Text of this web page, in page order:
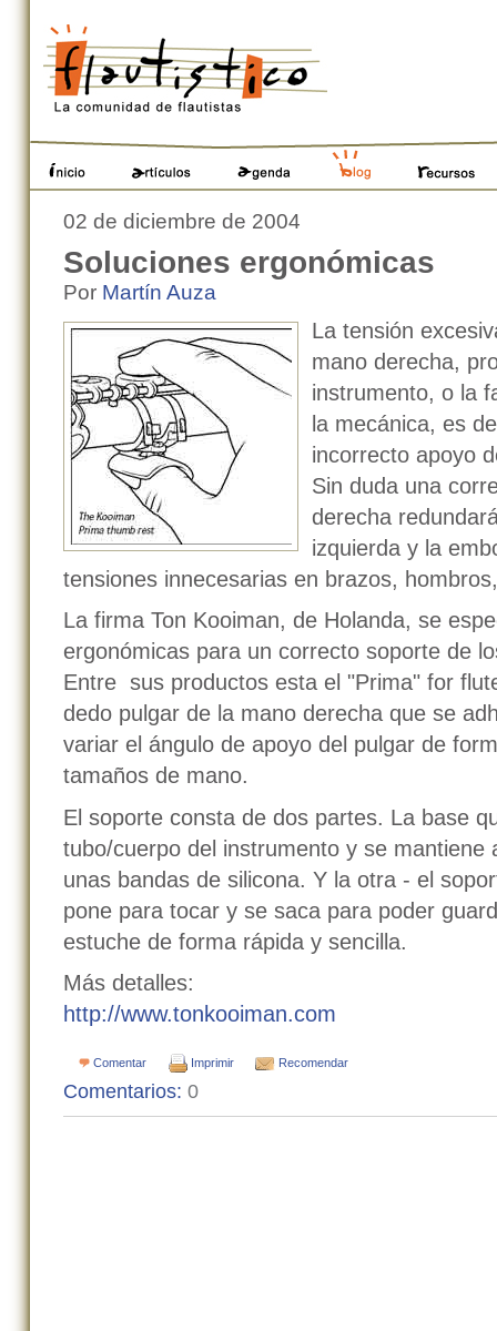
contenido.
navegación
Secciones
02 de diciembre de 2004
Soluciones ergonómicas
Por Martín Auza
La tensión
mano derecha,
instrumento, o la
la mecánica, es
incorrecto apoyo
Sin duda una
derecha
izquierda y la
tensiones innecesarias en brazos,
La firma Ton Kooiman, de Holanda, se
ergonómicas para un correcto soporte de
Entre sus productos esta el "Prima" for
dedo pulgar de la mano derecha que se
variar el ángulo de apoyo del pulgar de
tamaños de mano.
El soporte consta de dos partes. La base
tubo/cuerpo del instrumento y se mantiene
unas bandas de silicona. Y la otra - el
pone para tocar y se saca para poder
estuche de forma rápida y sencilla.
Más detalles:
http://www.tonkooiman.com
Comentar Imprimir Recomendar
Comentarios: 0